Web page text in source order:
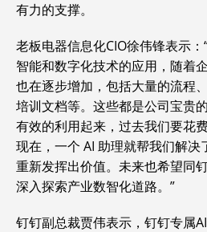
有力的支撑。
老板电器信息化CIO徐伟锋表示
智能和数字化技术的应用，随着
也在逐步增加，包括大量的流程
培训文档等。这些都是公司宝贵
有效的利用起来，过去我们要花
现在，一个 AI 助理就帮我们解
重新发挥出价值。未来也希望同
深入探索产业数智化道路。”
钉钉副总裁贾伟表示，钉钉专属